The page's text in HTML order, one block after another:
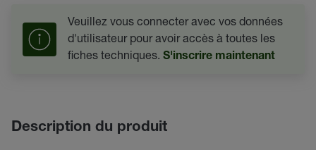
Veuillez vous connecter avec vos données
d'utilisateur pour avoir accès à toutes les
fiches techniques. S'inscrire maintenant
Description du produit